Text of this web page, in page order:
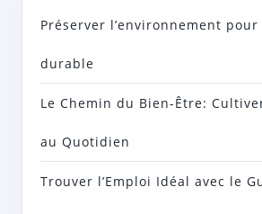
Préserver l’environnement
durable
Le Chemin du Bien-Être:
au Quotidien
Trouver l’Emploi Idéal avec le